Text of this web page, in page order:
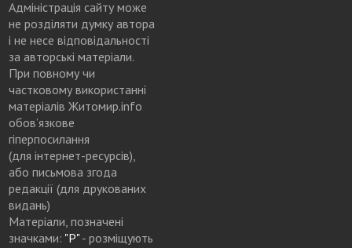
Адміністрація сайту може
не розділяти думку автора
і не несе відповідальності
за авторські матеріали.
При повному чи
частковому використанні
матеріалів Житомир.info
обов’язкове
гіперпосилання
(для інтернет-ресурсів),
або письмова згода
редакції (для друкованих
видань)
Матеріали, позначені
значками: "Р"- розміщують